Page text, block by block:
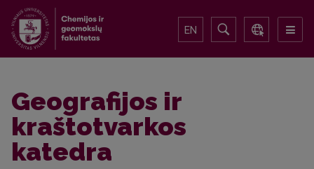
EN
Geografijos ir
kraštotvarkos
katedra